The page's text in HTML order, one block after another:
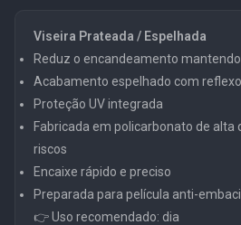
Viseira Prateada / Espelhada
Reduz o encandeamento
Acabamento espelhado com
Proteção UV integrada
Fabricada em policarbonato de alta
riscos
Encaixe rápido e preciso
Preparada para película anti-
👉 Uso recomendado: dia